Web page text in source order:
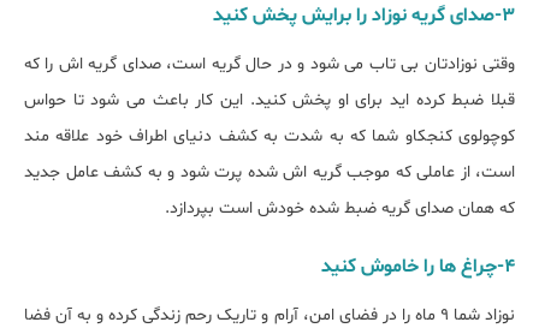
3-صدای گریه نوزاد را برایش پخش کنید
وقتی نوزادتان بی تاب می شود و در حال گریه است، صدای گریه اش را که
قبلا ضبط کرده اید برای او پخش کنید. این کار باعث می شود تا حواس
کوچولوی کنجکاو شما که به شدت به کشف دنیای اطراف خود علاقه مند
است، از عاملی که موجب گریه اش شده پرت شود و به کشف عامل جدید
که همان صدای گریه ضبط شده خودش است بپردازد.
4-چراغ ها را خاموش کنید
نوزاد شما 9 ماه را در فضای امن، آرام و تاریک رحم زندگی کرده و به آن فضا